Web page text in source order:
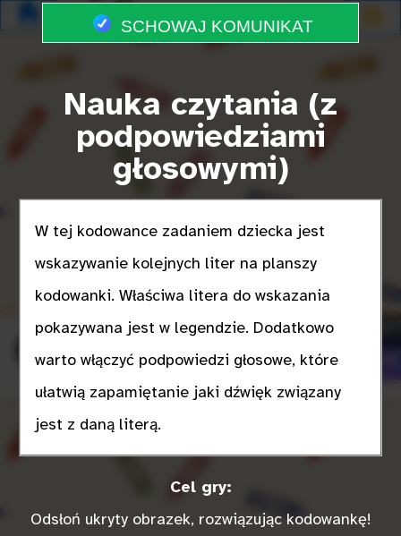
SCHOWAJ KOMUNIKAT
Nauka czytania (z
podpowiedziami
głosowymi)
W tej kodowance zadaniem dziecka jest
wskazywanie kolejnych liter na planszy
kodowanki. Właściwa litera do wskazania
pokazywana jest w legendzie. Dodatkowo
warto włączyć podpowiedzi głosowe, które
ułatwią zapamiętanie jaki dźwięk związany
jest z daną literą.
Cel gry:
Odsłoń ukryty obrazek, rozwiązując kodowankę!
🔇 A Podpowiedź
A L S U
H J G T
N E L Z
Z E N N